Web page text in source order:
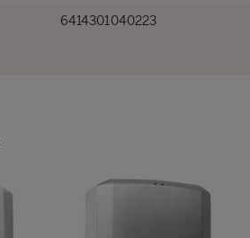
6414301040223